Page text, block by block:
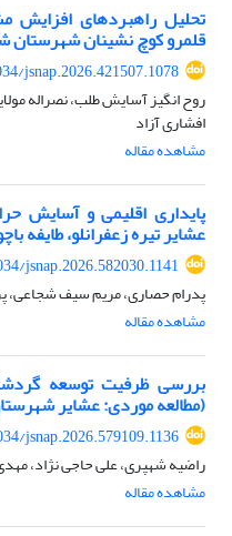
تحلیل راهبردهای افزایش
قلمرو کوچ نشینان
jsnap.2026.421507.1078
روح انگیز آسایش طلب، نصراله
افشاری آزاد
مشاهده مقاله
پایداری اقلیمی و آسایش
عشایر تیره زعفرانلو، طایفه
jsnap.2026.582030.1141
پدرام حصاری، مریم سیف شجاعی،
مشاهده مقاله
بررسی ظرفیت توسعه
(مطالعه موردی: عشایر
jsnap.2026.579109.1136
راضیه شهپری، علی حاجی نژاد،
مشاهده مقاله